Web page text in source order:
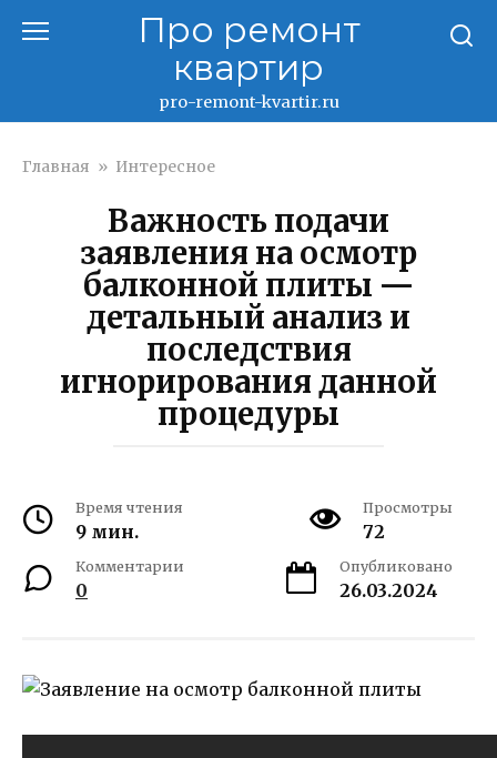
Про ремонт
квартир
pro-remont-kvartir.ru
Главная » Интересное
Важность подачи
заявления на осмотр
балконной плиты —
детальный анализ и
последствия
игнорирования данной
процедуры
Время чтения
9 мин.
Просмотры
72
Комментарии
0
Опубликовано
26.03.2024